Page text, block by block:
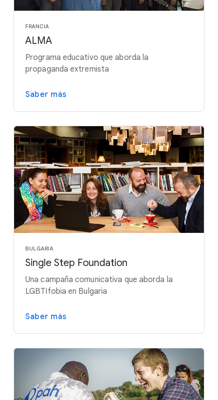
FRANCIA
ALMA
Programa educativo que aborda la
propaganda extremista
Saber más
BULGARIA
Single Step Foundation
Una campaña comunicativa que aborda la
LGBTIfobia en Bulgaria
Saber más